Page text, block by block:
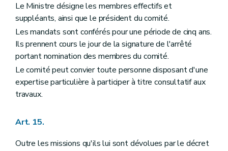
Le Ministre désigne les membres effectifs et
suppléants, ainsi que le président du comité.
Les mandats sont conférés pour une période de cinq ans.
Ils prennent cours le jour de la signature de l'arrêté
portant nomination des membres du comité.
Le comité peut convier toute personne disposant d'une
expertise particulière à participer à titre consultatif aux
travaux.
Art. 15.
Outre les missions qu'ils lui sont dévolues par le décret